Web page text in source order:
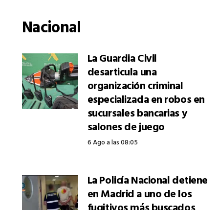
Nacional
La Guardia Civil
desarticula una
organización criminal
especializada en robos en
sucursales bancarias y
salones de juego
6 Ago a las 08:05
La Policía Nacional detiene
en Madrid a uno de los